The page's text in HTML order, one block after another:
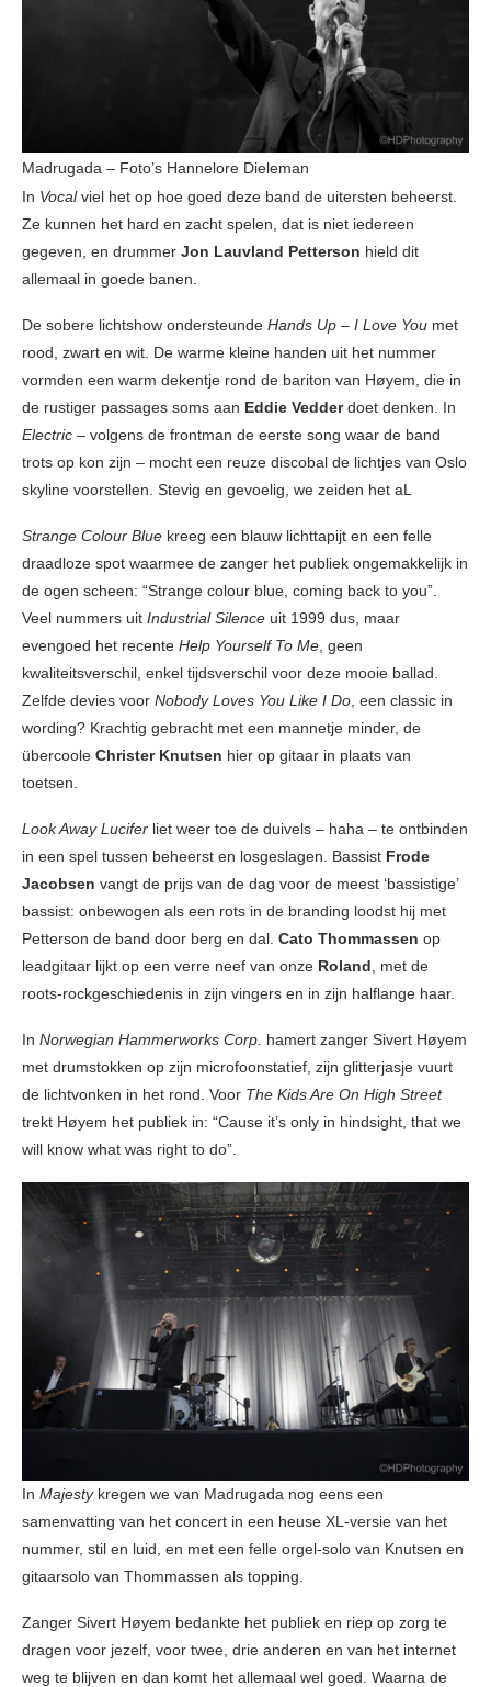
Madrugada – Foto’s Hannelore Dieleman
In Vocalviel het op hoe goed deze band de uitersten beheerst.
Ze kunnen het hard en zacht spelen, dat is niet iedereen
gegeven, en drummer Jon Lauvland Petterson hield dit
allemaal in goede banen.
De sobere lichtshow ondersteunde Hands Up – I Love You met
rood, zwart en wit. De warme kleine handen uit het nummer
vormden een warm dekentje rond de bariton van Høyem, die in
de rustiger passages soms aan Eddie Vedderdoet denken. In
Electric – volgens de frontman de eerste song waar de band
trots op kon zijn – mocht een reuze discobal de lichtjes van Oslo
skyline voorstellen. Stevig en gevoelig, we zeiden het aL
Strange Colour Blue kreeg een blauw lichttapijt en een felle
draadloze spot waarmee de zanger het publiek ongemakkelijk in
de ogen scheen: “Strange colour blue, coming back to you”.
Veel nummers uit Industrial Silence uit 1999 dus, maar
evengoed het recente Help Yourself To Me , geen
kwaliteitsverschil, enkel tijdsverschil voor deze mooie ballad.
Zelfde devies voor Nobody Loves You Like I Do , een classic in
wording? Krachtig gebracht met een mannetje minder, de
übercoole Christer Knutsen hier op gitaar in plaats van
toetsen.
Look Away Lucifer liet weer toe de duivels – haha – te ontbinden
in een spel tussen beheerst en losgeslagen. Bassist Frode
Jacobsen vangt de prijs van de dag voor de meest ‘bassistige’
bassist: onbewogen als een rots in de branding loodst hij met
Petterson de band door berg en dal. Cato Thommassen op
leadgitaar lijkt op een verre neef van onze Roland , met de
roots-rockgeschiedenis in zijn vingers en in zijn halflange haar.
In Norwegian Hammerworks Corp. hamert zanger Sivert Høyem
met drumstokken op zijn microfoonstatief, zijn glitterjasje vuurt
de lichtvonken in het rond. Voor The Kids Are On High Street
trekt Høyem het publiek in: “Cause it’s only in hindsight, that we
will know what was right to do”.
In Majesty kregen we van Madrugada nog eens een
samenvatting van het concert in een heuse XL-versie van het
nummer, stil en luid, en met een felle orgel-solo van Knutsen en
gitaarsolo van Thommassen als topping.
Zanger Sivert Høyem bedankte het publiek en riep op zorg te
dragen voor jezelf, voor twee, drie anderen en van het internet
weg te blijven en dan komt het allemaal wel goed. Waarna de